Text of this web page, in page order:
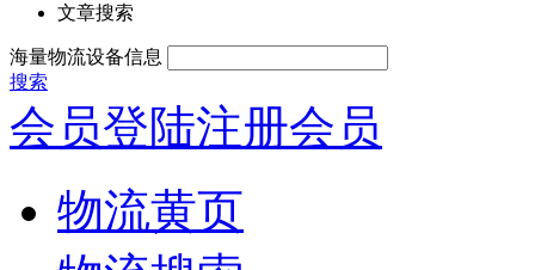
文章搜索
海量物流设备信息
搜索
会员登陆注册会员
物流黄页